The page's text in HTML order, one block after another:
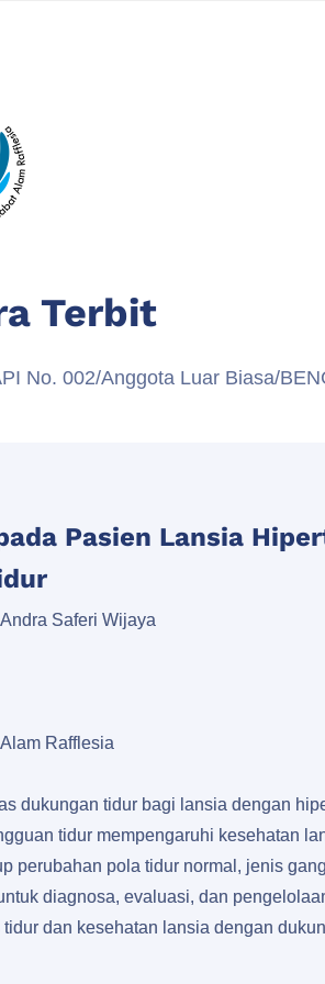
Terbit
No. 002/Anggota Luar Biasa/
Pasien Lansia
Saferi Wijaya
Rafflesia
dukungan tidur bagi lansia dengan
tidur mempengaruhi kesehatan
perubahan pola tidur normal, jenis
diagnosa, evaluasi, dan
dan kesehatan lansia dengan